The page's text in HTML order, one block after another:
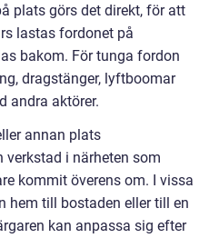
plats görs det direkt, för att
lastas fordonet på
bakom. För tunga fordon
dragstänger, lyftboomar
andra aktörer.
annan plats
i närheten som
kommit överens om. I vissa
hem till bostaden eller till en
kan anpassa sig efter